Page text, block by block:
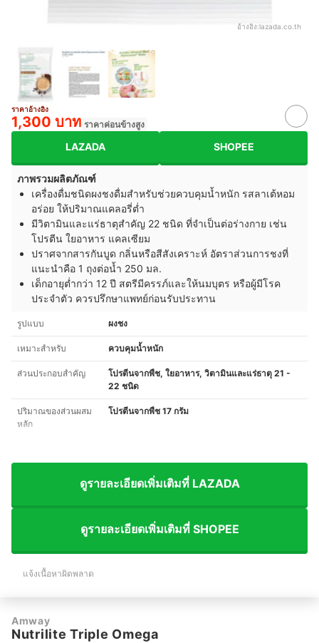
อ้างอิง:lazada.co.th
ราคาอ้างอิง
1,300 บาท ราคาค่อนข้างสูง
LAZADA SHOPEE
ภาพรวมผลิตภัณฑ์
เครื่องดื่มชนิดผงชงดื่มสำหรับช่วยควบคุมน้ำหนัก รสลาเต้หอม
อร่อย ให้ปริมาณแคลอรี่ต่ำ
มีวิตามินและแร่ธาตุสำคัญ 22 ชนิด ที่จำเป็นต่อร่างกาย เช่น
โปรตีน ใยอาหาร แคลเซียม
ปราศจากสารกันบูด กลิ่นหรือสีสังเคราะห์ อัตราส่วนการชงที่
แนะนำคือ 1 ถุงต่อน้ำ 250 มล.
เด็กอายุต่ำกว่า 12 ปี สตรีมีครรภ์และให้นมบุตร หรือผู้มีโรค
ประจำตัว ควรปรึกษาแพทย์ก่อนรับประทาน
รูปแบบ ผงชง
เหมาะสำหรับ ควบคุมน้ำหนัก
ส่วนประกอบสำคัญ
โปรตีนจากพืช, ใยอาหาร, วิตามินและแร่ธาตุ 21 -
22 ชนิด
ปริมาณของส่วนผสม
หลัก
โปรตีนจากพืช 17 กรัม
ดูรายละเอียดเพิ่มเติมที่ LAZADA
ดูรายละเอียดเพิ่มเติมที่ SHOPEE
แจ้งเนื้อหาผิดพลาด
Amway
Nutrilite Triple Omega